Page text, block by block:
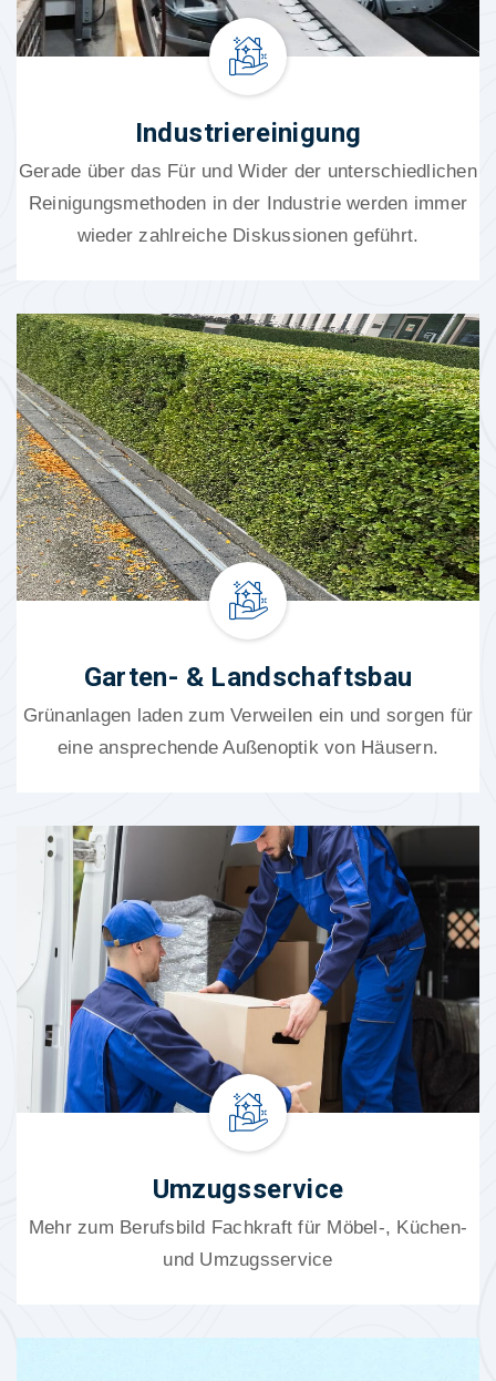
Industriereinigung
Gerade über das Für und Wider der unterschiedlichen
Reinigungsmethoden in der Industrie werden immer
wieder zahlreiche Diskussionen geführt.
Garten- & Landschaftsbau
Grünanlagen laden zum Verweilen ein und sorgen für
eine ansprechende Außenoptik von Häusern.
Umzugsservice
Mehr zum Berufsbild Fachkraft für Möbel-, Küchen-
und Umzugsservice